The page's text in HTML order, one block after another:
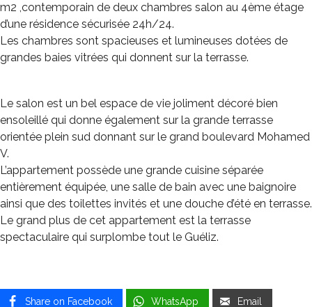
m2 ,contemporain de deux chambres salon au 4ème étage
d’une résidence sécurisée 24h/24.
Les chambres sont spacieuses et lumineuses dotées de
grandes baies vitrées qui donnent sur la terrasse.
Le salon est un bel espace de vie joliment décoré bien
ensoleillé qui donne également sur la grande terrasse
orientée plein sud donnant sur le grand boulevard Mohamed
V.
L’appartement possède une grande cuisine séparée
entièrement équipée, une salle de bain avec une baignoire
ainsi que des toilettes invités et une douche d’été en terrasse.
Le grand plus de cet appartement est la terrasse
spectaculaire qui surplombe tout le Guéliz.
Share on Facebook WhatsApp Email